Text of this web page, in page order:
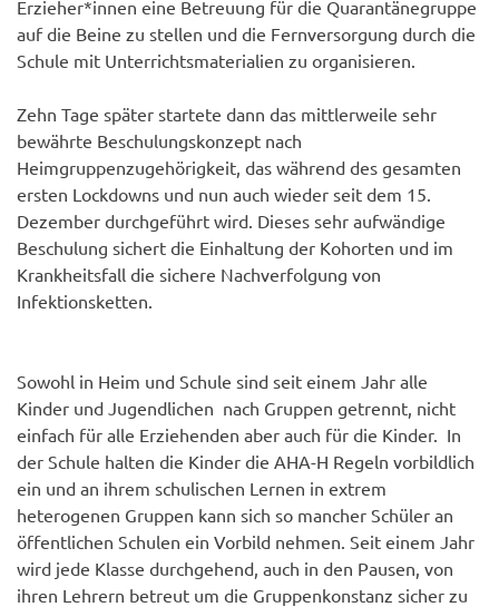
Erzieher*innen eine Betreuung für die Quarantänegruppe
auf die Beine zu stellen und die Fernversorgung durch die
Schule mit Unterrichtsmaterialien zu organisieren.
Zehn Tage später startete dann das mittlerweile sehr
bewährte Beschulungskonzept nach
Heimgruppenzugehörigkeit, das während des gesamten
ersten Lockdowns und nun auch wieder seit dem 15.
Dezember durchgeführt wird. Dieses sehr aufwändige
Beschulung sichert die Einhaltung der Kohorten und im
Krankheitsfall die sichere Nachverfolgung von
Infektionsketten.
Sowohl in Heim und Schule sind seit einem Jahr alle
Kinder und Jugendlichen nach Gruppen getrennt, nicht
einfach für alle Erziehenden aber auch für die Kinder. In
der Schule halten die Kinder die AHA-H Regeln vorbildlich
ein und an ihrem schulischen Lernen in extrem
heterogenen Gruppen kann sich so mancher Schüler an
öffentlichen Schulen ein Vorbild nehmen. Seit einem Jahr
wird jede Klasse durchgehend, auch in den Pausen, von
ihren Lehrern betreut um die Gruppenkonstanz sicher zu